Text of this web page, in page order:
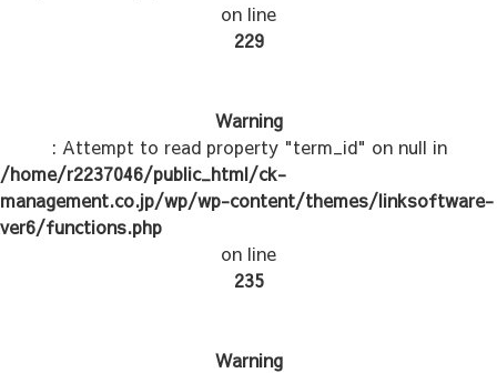
on line
229
Warning
: Attempt to read property "term_id" on null in
/home/r2237046/public_html/ck-
management.co.jp/wp/wp-content/themes/linksoftware-
ver6/functions.php
on line
235
Warning